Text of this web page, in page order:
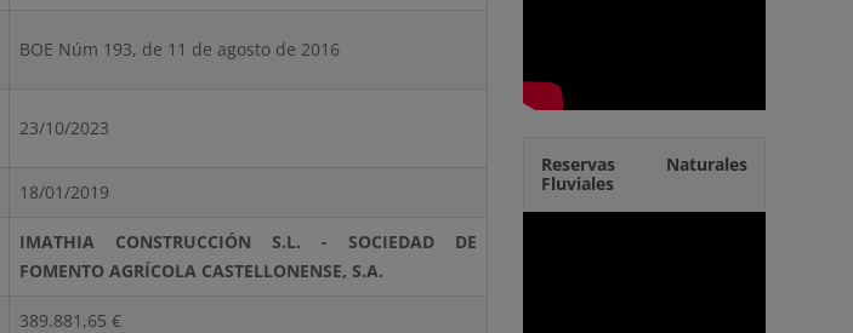
BOE Núm 193, de 11 de agosto de 2016
23/10/2023
18/01/2019
IMATHIA CONSTRUCCIÓN S.L. - SOCIEDAD DE
FOMENTO AGRÍCOLA CASTELLONENSE, S.A.
389.881,65 €
Reservas Naturales
Fluviales